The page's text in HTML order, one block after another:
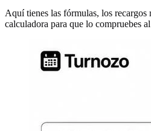
Aquí tienes las fórmulas, los recargos
calculadora para que lo compruebes